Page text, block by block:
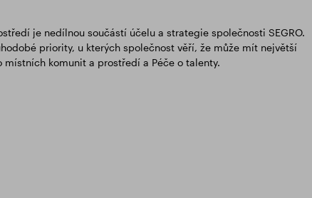
je nedílnou součástí účelu a strategie společnosti SEGRO.
priority, u kterých společnost věří, že může mít největší
komunit a prostředí a Péče o talenty.